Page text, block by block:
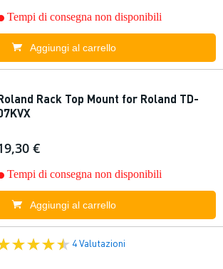
Tempi di consegna non disponibili
Aggiungi al carrello
Rack Top Mount for Roland TD-
€
Tempi di consegna non disponibili
Aggiungi al carrello
4 Valutazioni